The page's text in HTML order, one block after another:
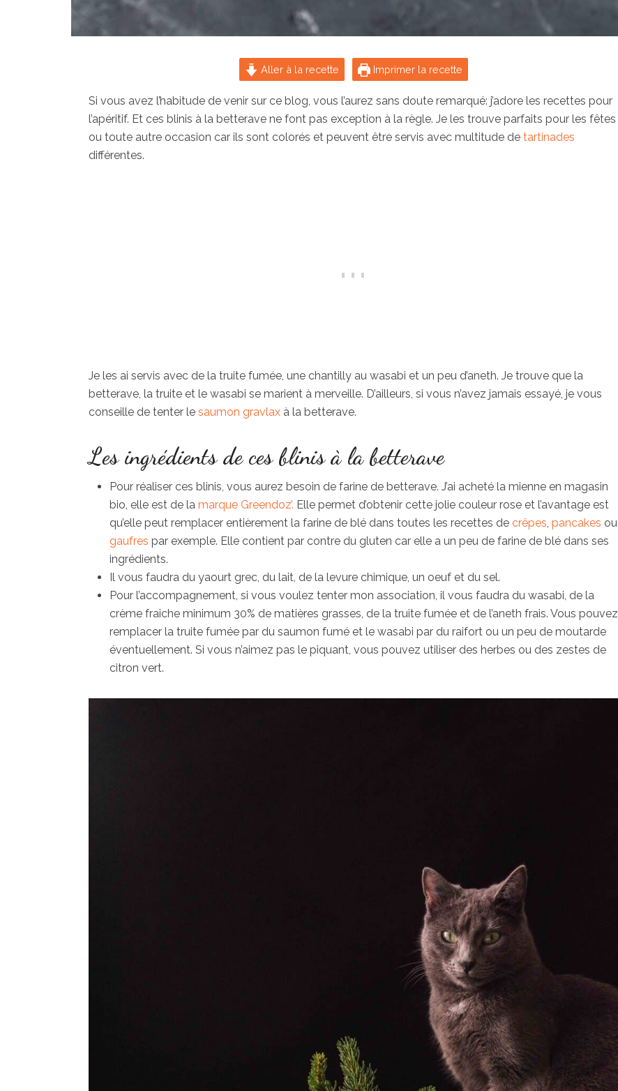
Aller à la recette Imprimer la recette
Si vous avez l’habitude de venir sur ce blog, vous l’aurez sans doute remarqué: j’adore les recettes pour
l’apéritif. Et ces blinis à la betterave ne font pas exception à la règle. Je les trouve parfaits pour les fêtes
ou toute autre occasion car ils sont colorés et peuvent être servis avec multitude de tartinades
différentes.
Je les ai servis avec de la truite fumée, une chantilly au wasabi et un peu d’aneth. Je trouve que la
betterave, la truite et le wasabi se marient à merveille. D’ailleurs, si vous n’avez jamais essayé, je vous
conseille de tenter le saumon gravlax à la betterave.
Les ingrédients de ces blinis à la betterave
Pour réaliser ces blinis, vous aurez besoin de farine de betterave. J’ai acheté la mienne en magasin
bio, elle est de la marque Greendoz’. Elle permet d’obtenir cette jolie couleur rose et l’avantage est
qu’elle peut remplacer entièrement la farine de blé dans toutes les recettes de crêpes, pancakes ou
gaufres par exemple. Elle contient par contre du gluten car elle a un peu de farine de blé dans ses
ingrédients.
Il vous faudra du yaourt grec, du lait, de la levure chimique, un oeuf et du sel.
Pour l’accompagnement, si vous voulez tenter mon association, il vous faudra du wasabi, de la
crème fraîche minimum 30% de matières grasses, de la truite fumée et de l’aneth frais. Vous pouvez
remplacer la truite fumée par du saumon fumé et le wasabi par du raifort ou un peu de moutarde
éventuellement. Si vous n’aimez pas le piquant, vous pouvez utiliser des herbes ou des zestes de
citron vert.